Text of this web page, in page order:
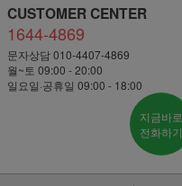
CUSTOMER CENTER
1644-4869
문자상담 010-4407-4869
월~토 09:00 - 20:00
일요일·공휴일 09:00 - 18:00
지금바로
전화하기